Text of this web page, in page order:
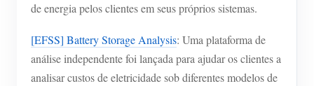
de energia pelos clientes em seus próprios sistemas.
[EFSS] Battery Storage Analysis: Uma plataforma de
análise independente foi lançada para ajudar os clientes a
analisar custos de eletricidade sob diferentes modelos de